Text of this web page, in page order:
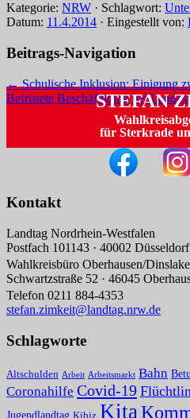
Kategorie: NRW · Schlagwort:
Datum: 11.4.2014 · Eingestellt von:
Beitrags-Navigation
←Schulische Inklusion: Einigung
Befristete Beschäftigung bei
STEFAN
für Sterkrade
Kontakt
Landtag Nordrhein-Westfalen
Postfach 101143 · 40002 Düsseldorf
Wahlkreisbüro Oberhausen/
Schwartzstraße 52 · 46045
Telefon 0211 884-4353
stefan.zimkeit@landtag.nrw.de
Schlagworte
Altschulden Arbeit Arbeitsmarkt Bahn
Coronahilfe Covid-19
Jugendlandtag Kibiz Kita